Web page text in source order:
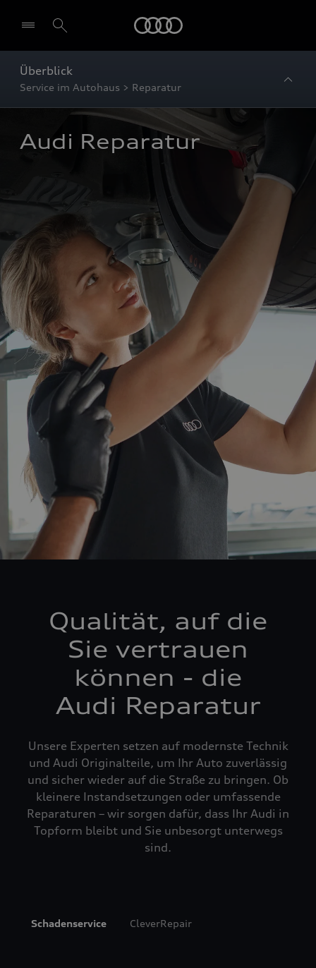
Überblick
Service im Autohaus > Reparatur
Audi Reparatur
Qualität, auf die
Sie vertrauen
können - die
Audi Reparatur
Unsere Experten setzen auf modernste Technik
und Audi Originalteile, um Ihr Auto zuverlässig
und sicher wieder auf die Straße zu bringen. Ob
kleinere Instandsetzungen oder umfassende
Reparaturen – wir sorgen dafür, dass Ihr Audi in
Topform bleibt und Sie unbesorgt unterwegs
sind.
Schadenservice CleverRepair